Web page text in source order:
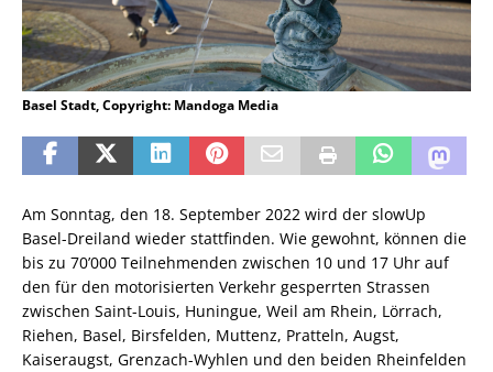
Basel Stadt, Copyright: Mandoga Media
Am Sonntag, den 18. September 2022 wird der slowUp
Basel-Dreiland wieder stattfinden. Wie gewohnt, können die
bis zu 70’000 Teilnehmenden zwischen 10 und 17 Uhr auf
den für den motorisierten Verkehr gesperrten Strassen
zwischen Saint-Louis, Huningue, Weil am Rhein, Lörrach,
Riehen, Basel, Birsfelden, Muttenz, Pratteln, Augst,
Kaiseraugst, Grenzach-Wyhlen und den beiden Rheinfelden